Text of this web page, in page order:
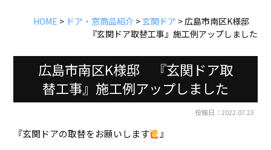
HOME > ドア・窓商品紹介>玄関ドア > 広島市南区K様邸
『玄関ドア取替工事』施工例アップしました
広島市南区K様邸 『玄関ドア取
替工事』施工例アップしました
投稿日：2022.07.23
『玄関ドアの取替をお願いします
』